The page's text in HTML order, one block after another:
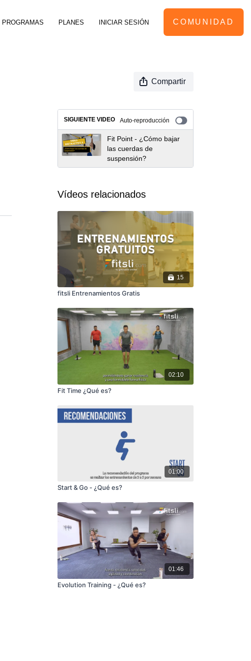
PROGRAMAS PLANES INICIAR SESIÓN COMUNIDAD
Compartir
SIGUIENTE VIDEO Auto-reproducción
Fit Point - ¿Cómo bajar
las cuerdas de
suspensión?
Vídeos relacionados
15
fitsli Entrenamientos Gratis
02:10
Fit Time ¿Qué es?
01:00
Start & Go - ¿Qué es?
01:46
Evolution Training - ¿Qué es?